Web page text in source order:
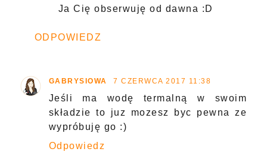
Ja Cię obserwuję od dawna :D
ODPOWIEDZ
GABRYSIOWA 7 CZERWCA 2017 11:38
Jeśli ma wodę termalną w swoim
składzie to juz mozesz byc pewna ze
wypróbuję go :)
Odpowiedz